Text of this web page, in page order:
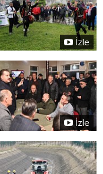
İzle
İzle